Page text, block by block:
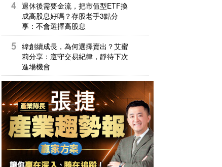
退休後需要金流，把市值型ETF換
成高股息好嗎？存股老手3點分
享：不會選擇高股息
緯創續成長，為何選擇賣出？艾蜜
莉分享：遵守交易紀律，靜待下次
進場機會